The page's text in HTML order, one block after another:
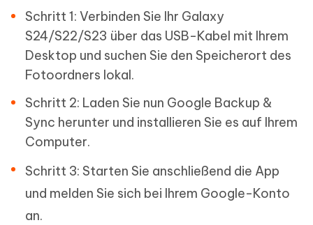
Schritt 1: Verbinden Sie Ihr Galaxy
S24/S22/S23 über das USB-Kabel mit Ihrem
Desktop und suchen Sie den Speicherort des
Fotoordners lokal.
Schritt 2: Laden Sie nun Google Backup &
Sync herunter und installieren Sie es auf Ihrem
Computer.
Schritt 3: Starten Sie anschließend die App
und melden Sie sich bei Ihrem Google-Konto
an.